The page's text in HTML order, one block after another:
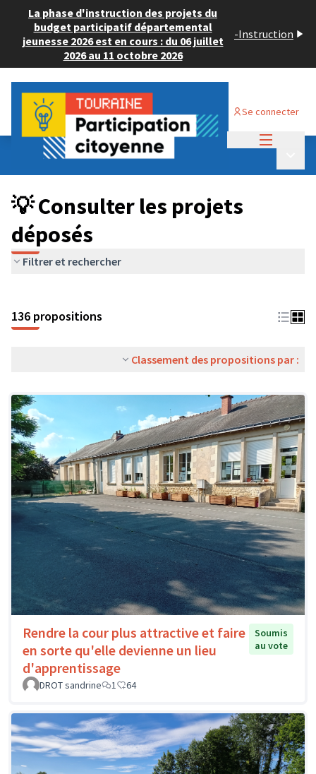
La phase d'instruction des projets du
budget participatif départemental
jeunesse 2026 est en cours : du 06 juillet
2026 au 11 octobre 2026
-Instruction
Se connecter
Budget Participatif JEUNESSE 2024
💡 Consulter les projets déposés
💡 Consulter les projets
déposés
Filtrer et rechercher
136 propositions
Classement des propositions par :
Rendre la cour plus attractive et faire
en sorte qu'elle devienne un lieu
d'apprentissage
Soumis
au vote
DROT sandrine 1 64